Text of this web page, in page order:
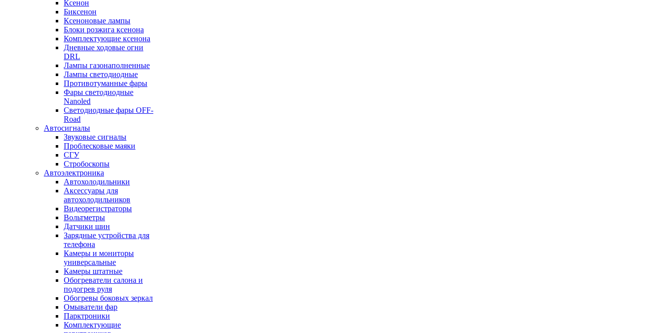
Ксенон
Биксенон
Ксеноновые лампы
Блоки розжига ксенона
Комплектующие ксенона
Дневные ходовые огни
DRL
Лампы газонаполненные
Лампы светодиодные
Противотуманные фары
Фары светодиодные
Nanoled
Светодиодные фары OFF-
Road
Автосигналы
Звуковые сигналы
Проблесковые маяки
СГУ
Стробоскопы
Автоэлектроника
Автохолодильники
Аксессуары для
автохолодильников
Видеорегистраторы
Вольтметры
Датчики шин
Зарядные устройства для
телефона
Камеры и мониторы
универсальные
Камеры штатные
Обогреватели салона и
подогрев руля
Обогревы боковых зеркал
Омыватели фар
Парктроники
Комплектующие